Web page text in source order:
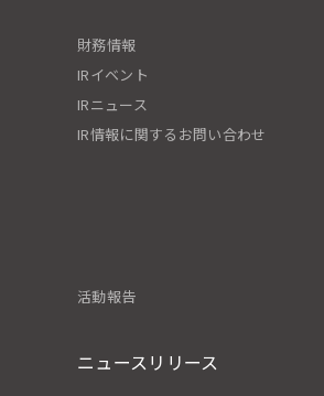
財務情報
IRイベント
IRニュース
IR情報に関するお問い合わせ
活動報告
ニュースリリース